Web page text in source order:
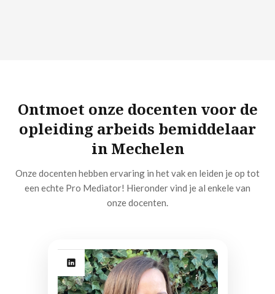
Ontmoet onze docenten voor de
opleiding arbeids bemiddelaar
in Mechelen
Onze docenten hebben ervaring in het vak en leiden je op tot
een echte Pro Mediator! Hieronder vind je al enkele van
onze docenten.